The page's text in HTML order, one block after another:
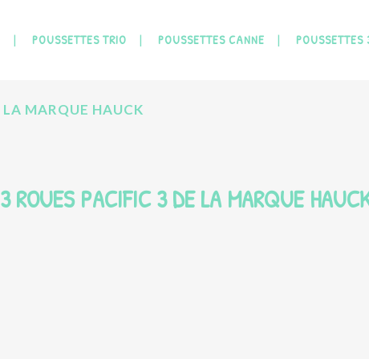
POUSSETTES TRIO POUSSETTES CANNE POUSSETTES
MARQUE HAUCK
ROUES PACIFIC 3 DE LA MARQUE